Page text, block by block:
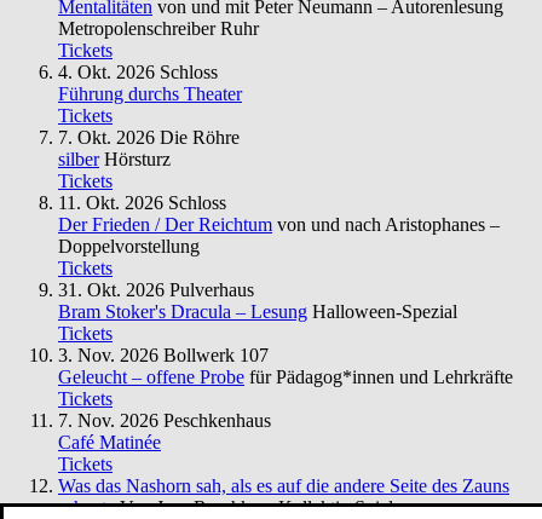
Mentalitäten von und mit Peter Neumann – Autorenlesung
Metropolenschreiber Ruhr
Tickets
4. Okt. 2026 Schloss
Führung durchs Theater
Tickets
7. Okt. 2026 Die Röhre
silber Hörsturz
Tickets
11. Okt. 2026 Schloss
Der Frieden / Der Reichtum von und nach Aristophanes –
Doppelvorstellung
Tickets
31. Okt. 2026 Pulverhaus
Bram Stoker's Dracula – Lesung Halloween-Spezial
Tickets
3. Nov. 2026 Bollwerk 107
Geleucht – offene Probe für Pädagog*innen und Lehrkräfte
Tickets
7. Nov. 2026 Peschkenhaus
Café Matinée
Tickets
Was das Nashorn sah, als es auf die andere Seite des Zauns
schaute Von Jens Raschke – Kollektiv:Spielraum